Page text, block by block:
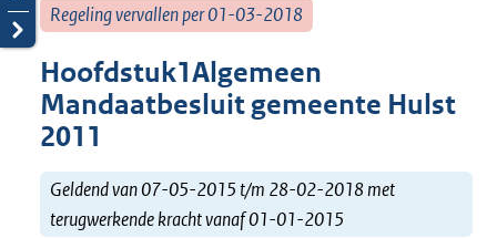
Regeling vervallen per 01-03-2018
Hoofdstuk1Algemeen
Mandaatbesluit gemeente Hulst
2011
Geldend van 07-05-2015 t/m 28-02-2018 met
terugwerkende kracht vanaf 01-01-2015